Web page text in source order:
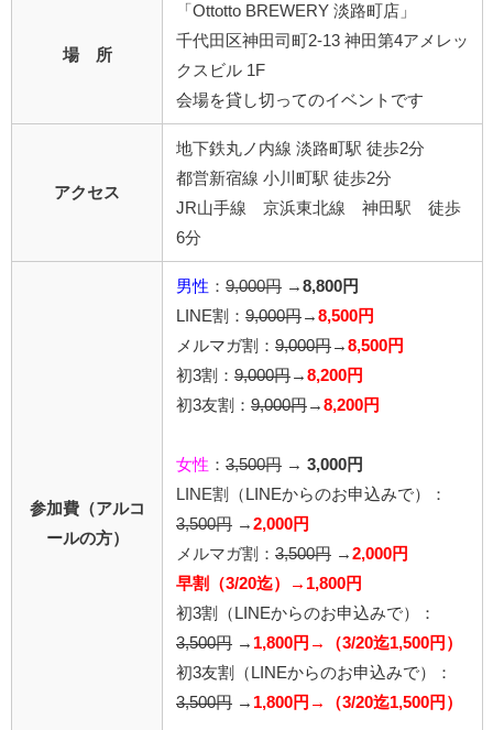
場 所
「Ottotto BREWERY 淡路町店」
千代田区神田司町2-13 神田第4アメレッ
クスビル 1F
会場を貸し切ってのイベントです
アクセス
地下鉄丸ノ内線 淡路町駅 徒歩2分
都営新宿線 小川町駅 徒歩2分
JR山手線 京浜東北線 神田駅 徒歩
6分
参加費（アルコ
ールの方）
男性 ： 9,000円 → 8,800円
LINE割： 9,000円 → 8,500円
メルマガ割： 9,000円 → 8,500円
初3割： 9,000円 → 8,200円
初3友割： 9,000円 → 8,200円
女性 ： 3,500円 → 3,000円
LINE割
（LINEからのお申込みで）
：
3,500円 → 2,000円
メルマガ割： 3,500円 → 2,000円
早割（3/20迄）→1,800円
初3割（LINEからのお申込みで）：
3,500円 → 1,800円→（3/20迄1,500円）
初3友割（LINEからのお申込みで）：
3,500円 → 1,800円→（3/20迄1,500円）